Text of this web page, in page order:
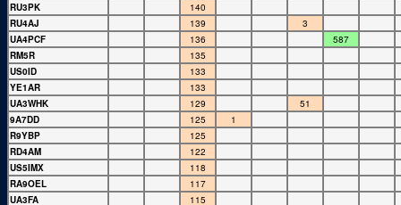
RU3PK
140
RU4AJ
139
3
UA4PCF
136
587
RM5R
135
US0ID
133
YE1AR
133
UA3WHK
129
51
9A7DD
125
1
R9YBP
125
RD4AM
122
US5IMX
118
RA9OEL
117
UA3FA
115